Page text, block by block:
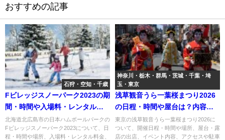
おすすめの記事
石狩・空知・千歳
Fビレッジスノーパーク2023の期
間・時間や入場料・レンタル料
金は？内容や駐車場やアクセス
は？
北海道北広島市の日本ハムボールパークの
Fビレッジスノーパーク2023について、日
程・時間や場所、入場料・レンタル料金、
神奈川・栃木・群馬・茨城・千葉・埼
玉・東京
浅草観音うら一葉桜まつり2026
の日程・時間や屋台は？内容や
アクセスや駐車場は？
東京の浅草観音うら一葉桜まつり2026に
ついて、開催日程・時間や場所、屋台・露
店の出店、イベント内容、アクセスや駐車